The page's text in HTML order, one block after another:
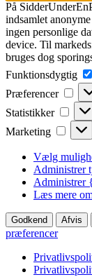
På
indsamlet
ingen personlige
device. Til
bruges dog
Funktionsdygtig
Præferencer
Statistikker
Marketing
Vælg
Administrer
Administrer
Læs mere
Godkend Afvis
præferencer